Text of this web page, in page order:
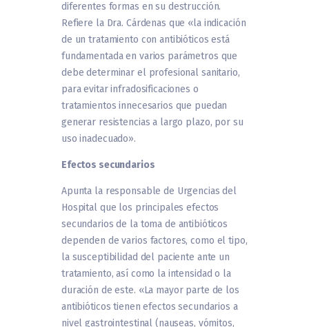
diferentes formas en su destrucción.
Refiere la Dra. Cárdenas que «la indicación
de un tratamiento con antibióticos está
fundamentada en varios parámetros que
debe determinar el profesional sanitario,
para evitar infradosificaciones o
tratamientos innecesarios que puedan
generar resistencias a largo plazo, por su
uso inadecuado».
Efectos secundarios
Apunta la responsable de Urgencias del
Hospital que los principales efectos
secundarios de la toma de antibióticos
dependen de varios factores, como el tipo,
la susceptibilidad del paciente ante un
tratamiento, así como la intensidad o la
duración de este. «La mayor parte de los
antibióticos tienen efectos secundarios a
nivel gastrointestinal (nauseas, vómitos,